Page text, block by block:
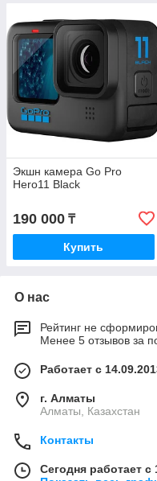
Экшн камера Go Pro
Hero11 Black
190 000 ₸
Купить
О нас
Рейтинг не
Менее 5 отзывов за
Работает с
г. Алматы
Алматы, Казахстан
Контакты
Сегодня работает с